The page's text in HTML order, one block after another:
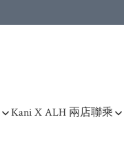
Kani X ALH 兩店聯乘